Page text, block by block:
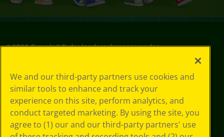
©2026Crayola® Todos los derechos reservados.
de privacidad
Política de
privacidad
Términos de SMS
GDPR
Aviso de
We and our third-party partners use cookies and
similar tools to enhance and track your
experience on this site, perform analytics, and
conduct targeted marketing. By using the site, you
agree to (1) our and our third-party partners' use